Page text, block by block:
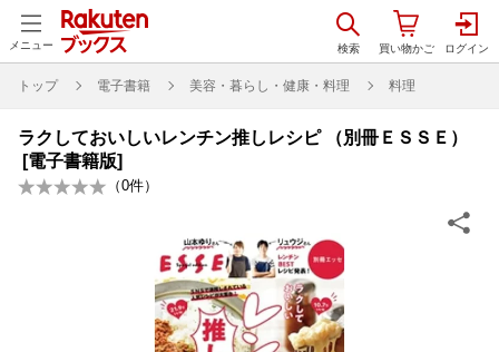
メニュー
トップ 電子書籍 美容・暮らし・健康・料理 料理
ラクしておいしいレンチン推しレシピ （別冊ＥＳＳＥ）
[電子書籍版]
（0件）